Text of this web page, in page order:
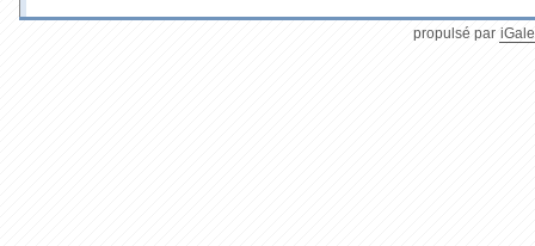
propulsé par